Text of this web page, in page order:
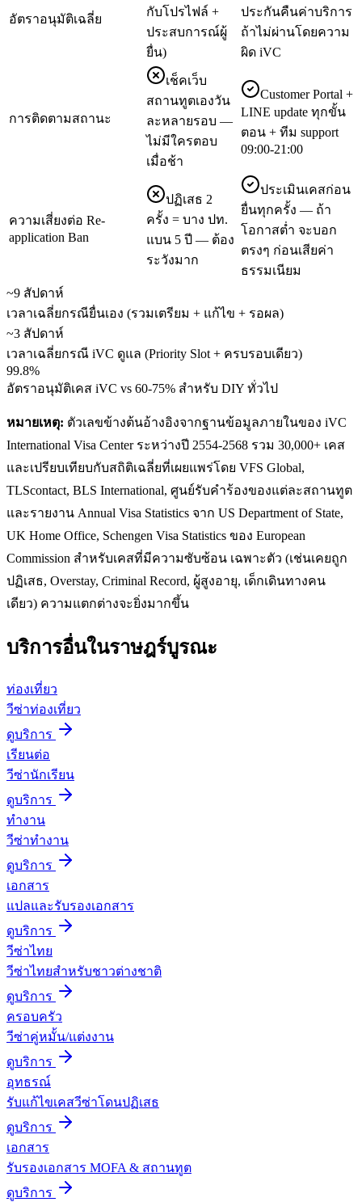
อัตราอนุมัติเฉลี่ย
กับโปรไฟล์ +
ประสบการณ์ผู้
ยื่น)
ประกันคืนค่าบริการ
ถ้าไม่ผ่านโดยความ
ผิด iVC
การติดตามสถานะ
เช็คเว็บ
สถานทูตเองวัน
ละหลายรอบ —
ไม่มีใครตอบ
เมื่อช้า
Customer Portal +
LINE update ทุกขั้น
ตอน + ทีม support
09:00-21:00
ความเสี่ยงต่อ Re-
application Ban
ปฏิเสธ 2
ครั้ง = บาง ปท.
แบน 5 ปี — ต้อง
ระวังมาก
ประเมินเคสก่อน
ยื่นทุกครั้ง — ถ้า
โอกาสต่ำ จะบอก
ตรงๆ ก่อนเสียค่า
ธรรมเนียม
~9 สัปดาห์
เวลาเฉลี่ยกรณียื่นเอง (รวมเตรียม + แก้ไข + รอผล)
~3 สัปดาห์
เวลาเฉลี่ยกรณี iVC ดูแล (Priority Slot + ครบรอบเดียว)
99.8%
อัตราอนุมัติเคส iVC vs 60-75% สำหรับ DIY ทั่วไป
หมายเหตุ: ตัวเลขข้างต้นอ้างอิงจากฐานข้อมูลภายในของ iVC
International Visa Center ระหว่างปี 2554-2568 รวม 30,000+ เคส
และเปรียบเทียบกับสถิติเฉลี่ยที่เผยแพร่โดย VFS Global,
TLScontact, BLS International, ศูนย์รับคำร้องของแต่ละสถานทูต
และรายงาน Annual Visa Statistics จาก US Department of State,
UK Home Office, Schengen Visa Statistics ของ European
Commission สำหรับเคสที่มีความซับซ้อน เฉพาะตัว (เช่นเคยถูก
ปฏิเสธ, Overstay, Criminal Record, ผู้สูงอายุ, เด็กเดินทางคน
เดียว) ความแตกต่างจะยิ่งมากขึ้น
บริการอื่นในราษฎร์บูรณะ
ท่องเที่ยว
วีซ่าท่องเที่ยว
ดูบริการ
เรียนต่อ
วีซ่านักเรียน
ดูบริการ
ทำงาน
วีซ่าทำงาน
ดูบริการ
เอกสาร
แปลและรับรองเอกสาร
ดูบริการ
วีซ่าไทย
วีซ่าไทยสำหรับชาวต่างชาติ
ดูบริการ
ครอบครัว
วีซ่าคู่หมั้น/แต่งงาน
ดูบริการ
อุทธรณ์
รับแก้ไขเคสวีซ่าโดนปฏิเสธ
ดูบริการ
เอกสาร
รับรองเอกสาร MOFA & สถานทูต
ดูบริการ